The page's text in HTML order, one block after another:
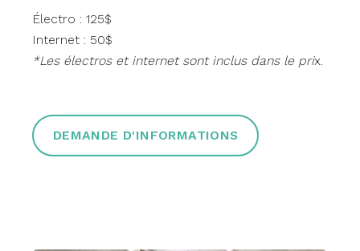
Électro : 125$
Internet : 50$
*Les électros et internet sont inclus dans le prix.
DEMANDE D'INFORMATIONS